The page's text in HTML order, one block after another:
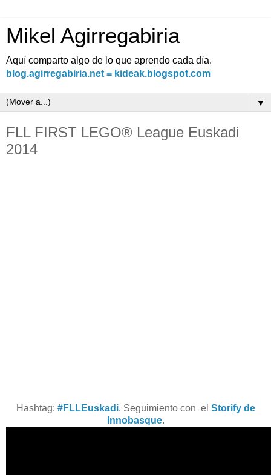
Mikel Agirregabiria
Aquí comparto algo de lo que aprendo cada día.
blog.agirregabiria.net = kideak.blogspot.com
▼
FLL FIRST LEGO® League Euskadi
2014
Hashtag: #FLLEuskadi. Seguimiento con el Storify de
Innobasque.